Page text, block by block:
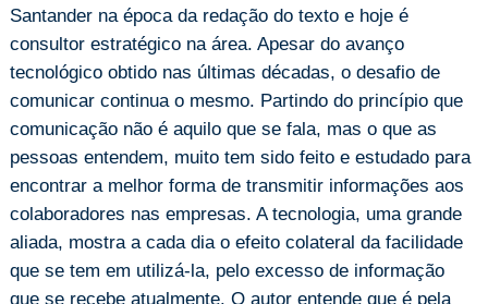
Santander na época da redação do texto e hoje é
consultor estratégico na área. Apesar do avanço
tecnológico obtido nas últimas décadas, o desafio de
comunicar continua o mesmo. Partindo do princípio que
comunicação não é aquilo que se fala, mas o que as
pessoas entendem, muito tem sido feito e estudado para
encontrar a melhor forma de transmitir informações aos
colaboradores nas empresas. A tecnologia, uma grande
aliada, mostra a cada dia o efeito colateral da facilidade
que se tem em utilizá-la, pelo excesso de informação
que se recebe atualmente. O autor entende que é pela